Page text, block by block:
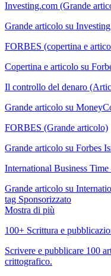
Investing.com (Grande
Grande articolo su
FORBES (copertina e
Copertina e articolo su
Il controllo del denaro
Grande articolo su
FORBES (Grande articolo)
Grande articolo su Forbes
International Business
Grande articolo su
tag Sponsorizzato
Mostra di più
100+ Scrittura e
Scrivere e pubblicare 100
crittografico.